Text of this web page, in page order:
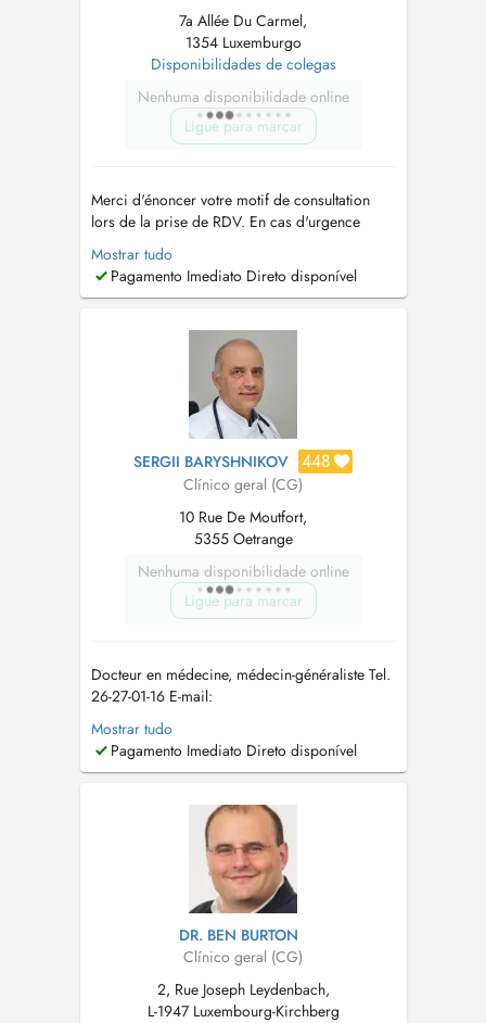
7a Allée Du Carmel,
1354 Luxemburgo
Disponibilidades de colegas
Nenhuma disponibilidade online
Ligue para marcar
Merci d'énoncer votre motif de consultation
lors de la prise de RDV. En cas d'urgence
vitale, veuillez appeler le 112. Pour un rdv
urgent et en cas de non disponibilité via
doctena, prière d'appeler le secrétariat au
. En cas de rendez-vous no...
Mostrar tudo
Pagamento Imediato Direto disponível
SERGII BARYSHNIKOV 448
Clínico geral (CG)
10 Rue De Moutfort,
5355 Oetrange
Nenhuma disponibilidade online
Ligue para marcar
Docteur en médecine, médecin-généraliste Tel.
26-27-01-16 E-mail:
allgemeinmediziner_lux@outlook.com
meiner Praxis biete ich eine umfassende
medizinische Betreuung im Bereich der
individuellen Versorgung, die sowohl
körperliche als auch psychis...
Mostrar tudo
Pagamento Imediato Direto disponível
DR. BEN BURTON
Clínico geral (CG)
2, Rue Joseph Leydenbach,
L-1947 Luxembourg-Kirchberg